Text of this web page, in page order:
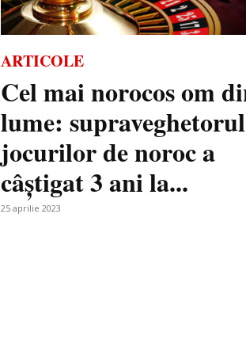
ARTICOLE
Cel mai norocos om
lume: supraveghetorul
jocurilor de noroc a
câștigat 3 ani la...
25 aprilie 2023